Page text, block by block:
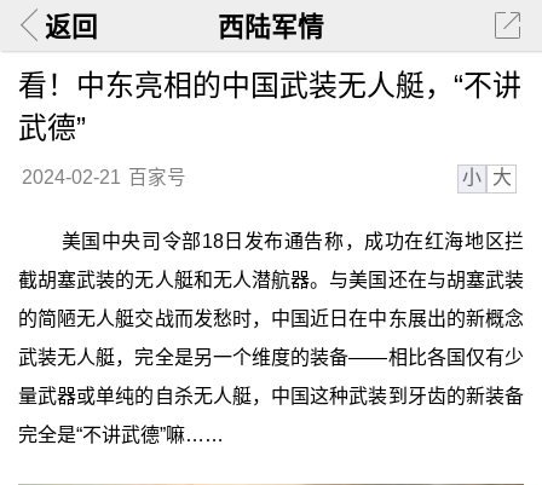
返回 西陆军情
看！中东亮相的中国武装无人艇，“不讲
武德”
2024-02-21 百家号 小 大
美国中央司令部18日发布通告称，成功在红海地区拦
截胡塞武装的无人艇和无人潜航器。与美国还在与胡塞武装
的简陋无人艇交战而发愁时，中国近日在中东展出的新概念
武装无人艇，完全是另一个维度的装备——相比各国仅有少
量武器或单纯的自杀无人艇，中国这种武装到牙齿的新装备
完全是“不讲武德”嘛……